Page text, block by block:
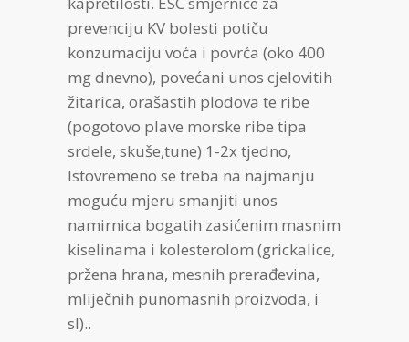
prevenciju KV bolesti potiču
konzumaciju voća i povrća (oko 400
mg dnevno), povećani unos cjelovitih
žitarica, orašastih plodova te ribe
(pogotovo plave morske ribe tipa
srdele, skuše,tune) 1-2x tjedno,
Istovremeno se treba na najmanju
moguću mjeru smanjiti unos
namirnica bogatih zasićenim masnim
kiselinama i kolesterolom (grickalice,
pržena hrana, mesnih prerađevina,
mliječnih punomasnih proizvoda, i
sl)..